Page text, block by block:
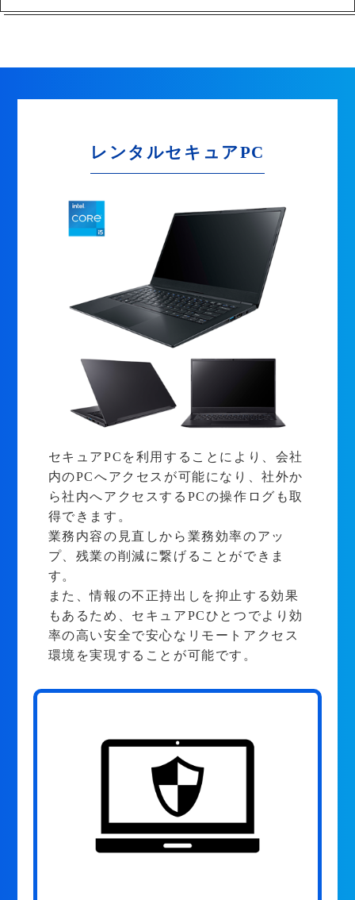
レンタルセキュアPC
セキュアPCを利用することにより、会社
内のPCへアクセスが可能になり、社外か
ら社内へアクセスするPCの操作ログも取
得できます。
業務内容の見直しから業務効率のアッ
プ、残業の削減に繋げることができま
す。
また、情報の不正持出しを抑止する効果
もあるため、セキュアPCひとつでより効
率の高い安全で安心なリモートアクセス
環境を実現することが可能です。